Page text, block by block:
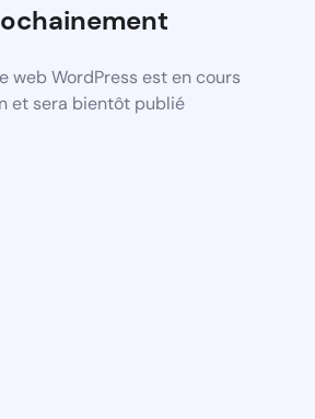
web WordPress est en cours
et sera bientôt publié